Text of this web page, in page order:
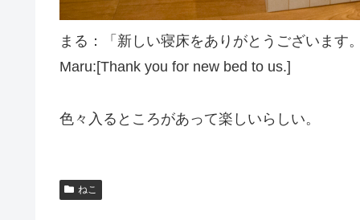
まる：「新しい寝床をありがとうございます
Maru:[Thank you for new bed to us.]
色々入るところがあって楽しいらしい。
ねこ